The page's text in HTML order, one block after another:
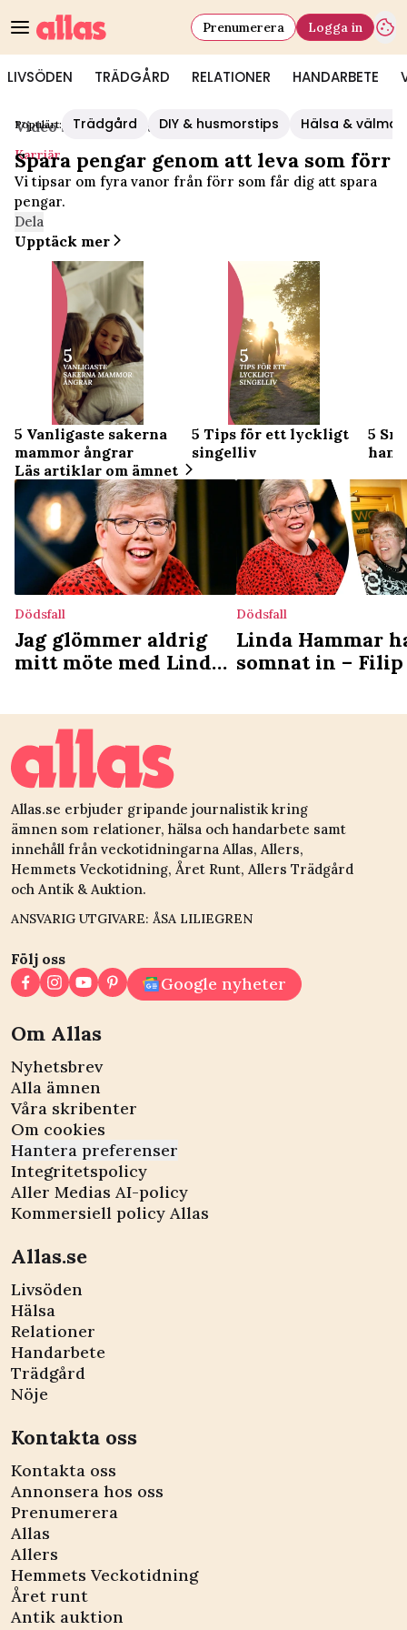
LIVSÖDEN TRÄDGÅRD RELATIONER HANDARBETE
Prenumerera Logga in
Populärt: Trädgård DIY & husmorstips Hälsa &
Video Start/Karriär
Karriär
Spara pengar genom att leva som förr
Vi tipsar om fyra vanor från förr som får dig att spara
pengar.
Dela
Upptäck mer
5 Vanligaste sakerna
mammor ångrar
5 Tips för ett lyckligt
singelliv
5
Läs artiklar om ämnet
Dödsfall
Jag glömmer aldrig
mitt möte med Linda
hon mig
Dödsfall
Linda Hammar
somnat in –
livet: ”Jag var
Allas.se erbjuder gripande journalistik kring
ämnen som relationer, hälsa och handarbete samt
innehåll från veckotidningarna Allas, Allers,
Hemmets Veckotidning, Året Runt, Allers Trädgård
och Antik & Auktion.
ANSVARIG UTGIVARE: ÅSA LILIEGREN
Följ oss
Google nyheter
Om Allas
Nyhetsbrev
Alla ämnen
Våra skribenter
Om cookies
Hantera preferenser
Integritetspolicy
Aller Medias AI-policy
Kommersiell policy Allas
Allas.se
Livsöden
Hälsa
Relationer
Handarbete
Trädgård
Nöje
Kontakta oss
Kontakta oss
Annonsera hos oss
Prenumerera
Allas
Allers
Hemmets Veckotidning
Året runt
Antik auktion